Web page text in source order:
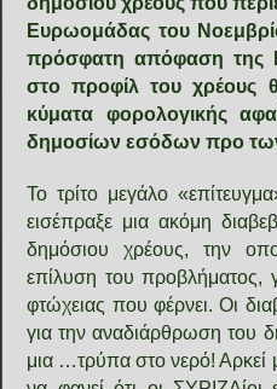
Ευρωομάδας του
πρόσφατη απόφαση της
στο προφίλ του χρέους
κύματα φορολογικής
δημοσίων εσόδων προ
Το τρίτο μεγάλο
εισέπραξε μια ακόμη
δημόσιου χρέους, την
επίλυση του προβλήματος,
φτώχειας που φέρνει. Οι
για την αναδιάρθρωση του
μια …τρύπα στο νερό! Αρκεί